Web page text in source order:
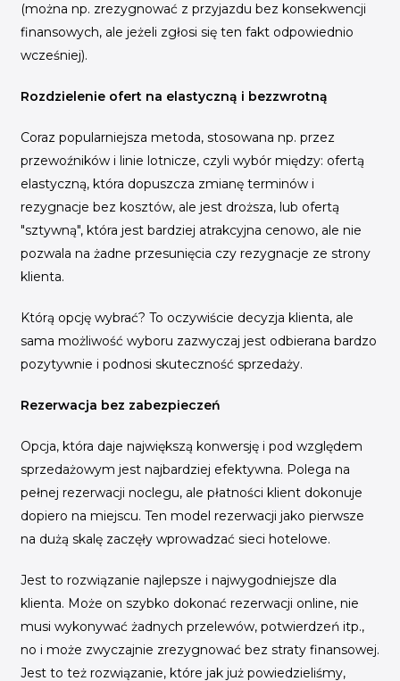
(można np. zrezygnować z przyjazdu bez konsekwencji
finansowych, ale jeżeli zgłosi się ten fakt odpowiednio
wcześniej).
Rozdzielenie ofert na elastyczną i bezzwrotną
Coraz popularniejsza metoda, stosowana np. przez
przewoźników i linie lotnicze, czyli wybór między: ofertą
elastyczną, która dopuszcza zmianę terminów i
rezygnacje bez kosztów, ale jest droższa, lub ofertą
"sztywną", która jest bardziej atrakcyjna cenowo, ale nie
pozwala na żadne przesunięcia czy rezygnacje ze strony
klienta.
Którą opcję wybrać? To oczywiście decyzja klienta, ale
sama możliwość wyboru zazwyczaj jest odbierana bardzo
pozytywnie i podnosi skuteczność sprzedaży.
Rezerwacja bez zabezpieczeń
Opcja, która daje największą konwersję i pod względem
sprzedażowym jest najbardziej efektywna. Polega na
pełnej rezerwacji noclegu, ale płatności klient dokonuje
dopiero na miejscu. Ten model rezerwacji jako pierwsze
na dużą skalę zaczęły wprowadzać sieci hotelowe.
Jest to rozwiązanie najlepsze i najwygodniejsze dla
klienta. Może on szybko dokonać rezerwacji online, nie
musi wykonywać żadnych przelewów, potwierdzeń itp.,
no i może zwyczajnie zrezygnować bez straty finansowej.
Jest to też rozwiązanie, które jak już powiedzieliśmy,